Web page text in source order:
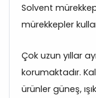
Solvent
mürekkepler
Çok uzun yıllar
korumaktadır.
ürünler güneş,